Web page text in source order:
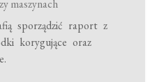
maszynach
sporządzić raport z
korygujące oraz